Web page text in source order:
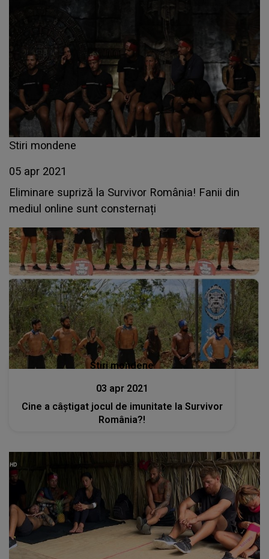
Stiri mondene
05 apr 2021
Eliminare supriză la Survivor România! Fanii din
mediul online sunt consternați
Stiri mondene
03 apr 2021
Cine a câștigat jocul de imunitate la Survivor
România?!